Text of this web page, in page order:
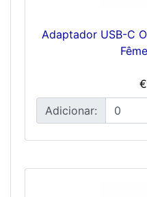
Adaptador USB-C
Adicionar: